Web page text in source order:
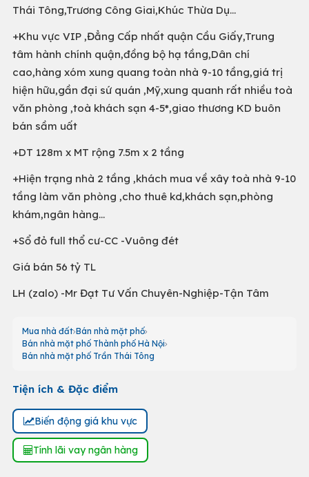
Thái Tông,Trương Công Giai,Khúc Thừa Dụ...
+Khu vực VIP ,Đẳng Cấp nhất quận Cầu Giấy,Trung
tâm hành chính quận,đồng bộ hạ tầng,Dân chí
cao,hàng xóm xung quang toàn nhà 9-10 tầng,giá trị
hiện hữu,gần đại sứ quán ,Mỹ,xung quanh rất nhiều toà
văn phòng ,toà khách sạn 4-5*,giao thương KD buôn
bán sầm uất
+DT 128m x MT rộng 7.5m x 2 tầng
+Hiện trạng nhà 2 tầng ,khách mua về xây toà nhà 9-10
tầng làm văn phòng ,cho thuê kd,khách sạn,phòng
khám,ngân hàng...
+Sổ đỏ full thổ cư-CC -Vuông đét
Giá bán 56 tỷ TL
LH (zalo) -Mr Đạt Tư Vấn Chuyên-Nghiệp-Tận Tâm
Mua nhà đất Bán nhà mặt phố
Bán nhà mặt phố Thành phố Hà Nội
Bán nhà mặt phố Trần Thái Tông
Tiện ích & Đặc điểm
Biến động giá khu vực
Tính lãi vay ngân hàng